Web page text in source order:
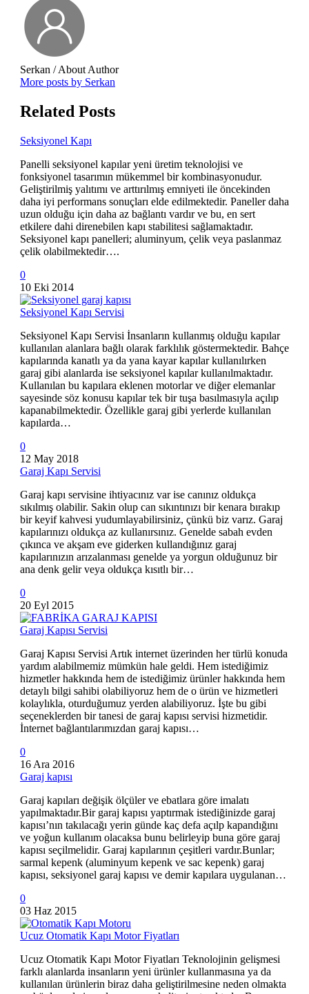
Serkan / About Author
More posts by Serkan
Related Posts
Seksiyonel Kapı
Panelli seksiyonel kapılar yeni üretim teknolojisi ve
fonksiyonel tasarımın mükemmel bir kombinasyonudur.
Geliştirilmiş yalıtımı ve arttırılmış emniyeti ile öncekinden
daha iyi performans sonuçları elde edilmektedir. Paneller daha
uzun olduğu için daha az bağlantı vardır ve bu, en sert
etkilere dahi direnebilen kapı stabilitesi sağlamaktadır.
Seksiyonel kapı panelleri; aluminyum, çelik veya paslanmaz
çelik olabilmektedir….
0
10 Eki 2014
Seksiyonel Kapı Servisi
Seksiyonel Kapı Servisi İnsanların kullanmış olduğu kapılar
kullanılan alanlara bağlı olarak farklılık göstermektedir. Bahçe
kapılarında kanatlı ya da yana kayar kapılar kullanılırken
garaj gibi alanlarda ise seksiyonel kapılar kullanılmaktadır.
Kullanılan bu kapılara eklenen motorlar ve diğer elemanlar
sayesinde söz konusu kapılar tek bir tuşa basılmasıyla açılıp
kapanabilmektedir. Özellikle garaj gibi yerlerde kullanılan
kapılarda…
0
12 May 2018
Garaj Kapı Servisi
Garaj kapı servisine ihtiyacınız var ise canınız oldukça
sıkılmış olabilir. Sakin olup can sıkıntınızı bir kenara bırakıp
bir keyif kahvesi yudumlayabilirsiniz, çünkü biz varız. Garaj
kapılarınızı oldukça az kullanırsınız. Genelde sabah evden
çıkınca ve akşam eve giderken kullandığınız garaj
kapılarınızın arızalanması genelde ya yorgun olduğunuz bir
ana denk gelir veya oldukça kısıtlı bir…
0
20 Eyl 2015
Garaj Kapısı Servisi
Garaj Kapısı Servisi Artık internet üzerinden her türlü konuda
yardım alabilmemiz mümkün hale geldi. Hem istediğimiz
hizmetler hakkında hem de istediğimiz ürünler hakkında hem
detaylı bilgi sahibi olabiliyoruz hem de o ürün ve hizmetleri
kolaylıkla, oturduğumuz yerden alabiliyoruz. İşte bu gibi
seçeneklerden bir tanesi de garaj kapısı servisi hizmetidir.
İnternet bağlantılarımızdan garaj kapısı…
0
16 Ara 2016
Garaj kapısı
Garaj kapıları değişik ölçüler ve ebatlara göre imalatı
yapılmaktadır.Bir garaj kapısı yaptırmak istediğinizde garaj
kapısı’nın takılacağı yerin günde kaç defa açılp kapandığını
ve yoğun kullanım olacaksa bunu belirleyip buna göre garaj
kapısı seçilmelidir. Garaj kapılarının çeşitleri vardır.Bunlar;
sarmal kepenk (aluminyum kepenk ve sac kepenk) garaj
kapısı, seksiyonel garaj kapısı ve demir kapılara uygulanan…
0
03 Haz 2015
Ucuz Otomatik Kapı Motor Fiyatları
Ucuz Otomatik Kapı Motor Fiyatları Teknolojinin gelişmesi
farklı alanlarda insanların yeni ürünler kullanmasına ya da
kullanılan ürünlerin biraz daha geliştirilmesine neden olmakta